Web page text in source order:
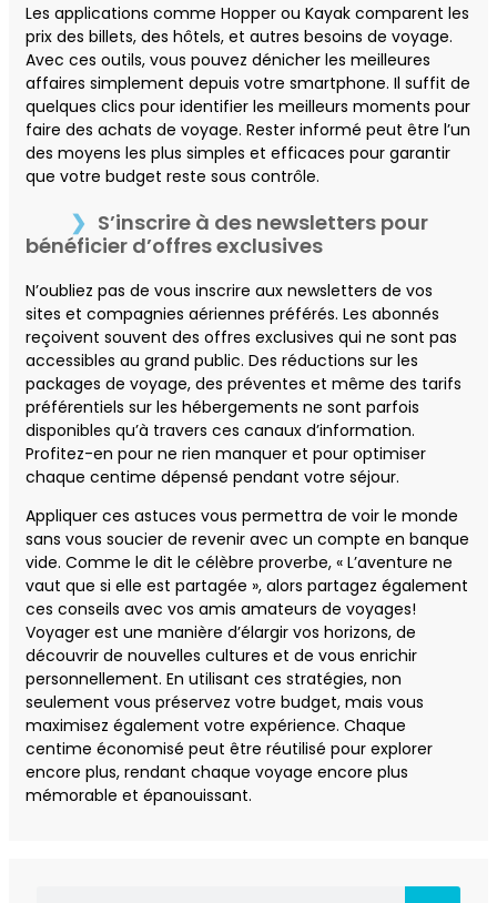
Les applications comme Hopper ou Kayak comparent les
prix des billets, des hôtels, et autres besoins de voyage.
Avec ces outils, vous pouvez dénicher les meilleures
affaires simplement depuis votre smartphone. Il suffit de
quelques clics pour identifier les meilleurs moments pour
faire des achats de voyage. Rester informé peut être l’un
des moyens les plus simples et efficaces pour garantir
que votre budget reste sous contrôle.
S’inscrire à des newsletters pour
bénéficier d’offres exclusives
N’oubliez pas de vous inscrire aux newsletters de vos
sites et compagnies aériennes préférés. Les abonnés
reçoivent souvent des offres exclusives qui ne sont pas
accessibles au grand public. Des réductions sur les
packages de voyage, des préventes et même des tarifs
préférentiels sur les hébergements ne sont parfois
disponibles qu’à travers ces canaux d’information.
Profitez-en pour ne rien manquer et pour optimiser
chaque centime dépensé pendant votre séjour.
Appliquer ces astuces vous permettra de voir le monde
sans vous soucier de revenir avec un compte en banque
vide. Comme le dit le célèbre proverbe, « L’aventure ne
vaut que si elle est partagée », alors partagez également
ces conseils avec vos amis amateurs de voyages!
Voyager est une manière d’élargir vos horizons, de
découvrir de nouvelles cultures et de vous enrichir
personnellement. En utilisant ces stratégies, non
seulement vous préservez votre budget, mais vous
maximisez également votre expérience. Chaque
centime économisé peut être réutilisé pour explorer
encore plus, rendant chaque voyage encore plus
mémorable et épanouissant.